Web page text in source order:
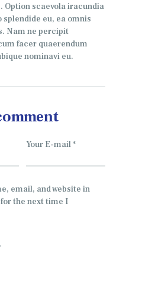
Option scaevola iracundia
splendide eu, ea omnis
Nam ne percipit
facer quaerendum
nominavi eu.
email, and website in
the next time I